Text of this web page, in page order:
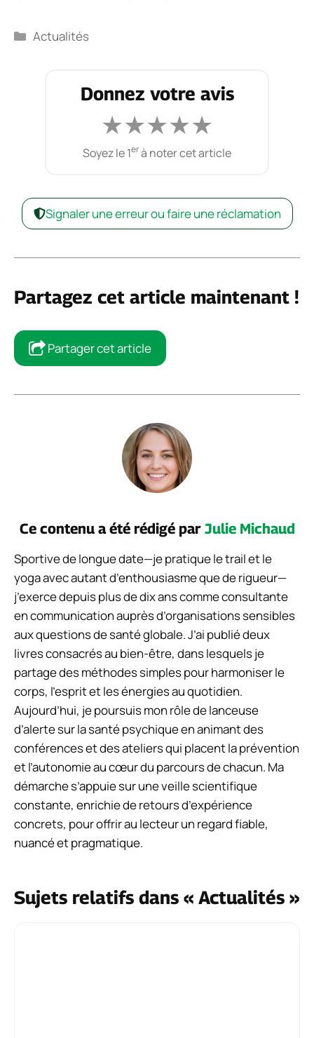
Catégories
Actualités
Donnez votre avis
★★★★★
Soyez le 1erà noter cet article
Signaler une erreur ou faire une réclamation
Partagez cet article maintenant !
Partager cet article
Ce contenu a été rédigé par Julie Michaud
Sportive de longue date—je pratique le trail et le
yoga avec autant d’enthousiasme que de rigueur—
j’exerce depuis plus de dix ans comme consultante
en communication auprès d’organisations sensibles
aux questions de santé globale. J’ai publié deux
livres consacrés au bien-être, dans lesquels je
partage des méthodes simples pour harmoniser le
corps, l’esprit et les énergies au quotidien.
Aujourd’hui, je poursuis mon rôle de lanceuse
d’alerte sur la santé psychique en animant des
conférences et des ateliers qui placent la prévention
et l’autonomie au cœur du parcours de chacun. Ma
démarche s’appuie sur une veille scientifique
constante, enrichie de retours d’expérience
concrets, pour offrir au lecteur un regard fiable,
nuancé et pragmatique.
Sujets relatifs dans « Actualités »